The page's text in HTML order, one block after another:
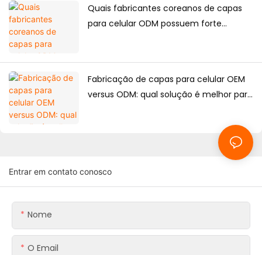
Quais fabricantes coreanos de capas
para celular ODM possuem forte
Fabricação de capas para celular OEM
versus ODM: qual solução é melhor para
Entrar em contato conosco
Nome
O Email